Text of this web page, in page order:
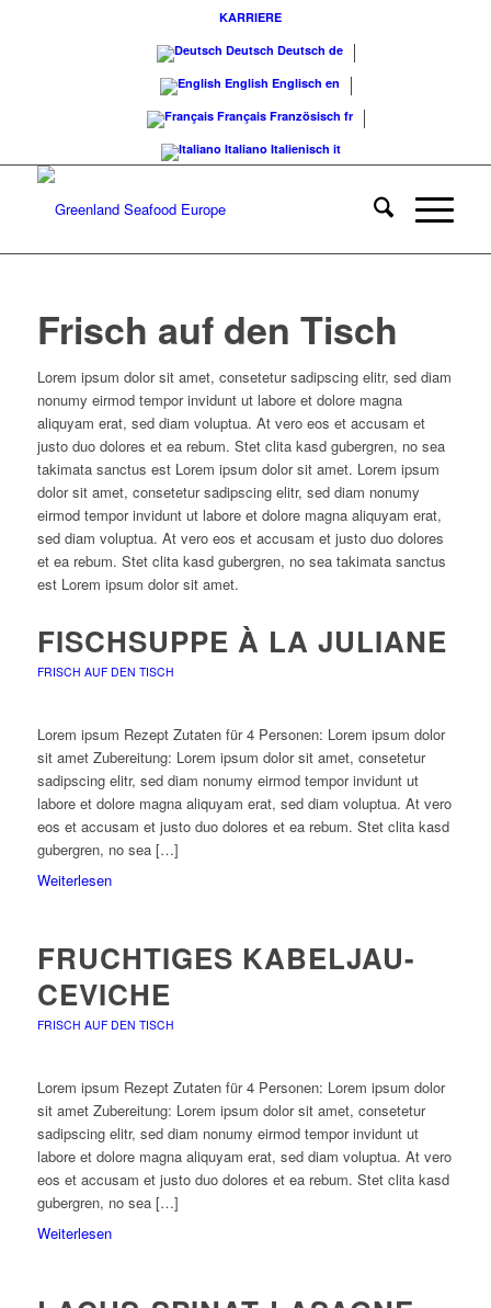
KARRIERE
Deutsch Deutsch de
English Englisch en
Français Französisch fr
Italiano Italienisch it
Frisch auf den Tisch
Lorem ipsum dolor sit amet, consetetur sadipscing elitr, sed diam
nonumy eirmod tempor invidunt ut labore et dolore magna
aliquyam erat, sed diam voluptua. At vero eos et accusam et
justo duo dolores et ea rebum. Stet clita kasd gubergren, no sea
takimata sanctus est Lorem ipsum dolor sit amet. Lorem ipsum
dolor sit amet, consetetur sadipscing elitr, sed diam nonumy
eirmod tempor invidunt ut labore et dolore magna aliquyam erat,
sed diam voluptua. At vero eos et accusam et justo duo dolores
et ea rebum. Stet clita kasd gubergren, no sea takimata sanctus
est Lorem ipsum dolor sit amet.
FISCHSUPPE À LA JULIANE
FRISCH AUF DEN TISCH
Lorem ipsum Rezept Zutaten für 4 Personen: Lorem ipsum dolor
sit amet Zubereitung: Lorem ipsum dolor sit amet, consetetur
sadipscing elitr, sed diam nonumy eirmod tempor invidunt ut
labore et dolore magna aliquyam erat, sed diam voluptua. At vero
eos et accusam et justo duo dolores et ea rebum. Stet clita kasd
gubergren, no sea […]
Weiterlesen
FRUCHTIGES KABELJAU-
CEVICHE
FRISCH AUF DEN TISCH
Lorem ipsum Rezept Zutaten für 4 Personen: Lorem ipsum dolor
sit amet Zubereitung: Lorem ipsum dolor sit amet, consetetur
sadipscing elitr, sed diam nonumy eirmod tempor invidunt ut
labore et dolore magna aliquyam erat, sed diam voluptua. At vero
eos et accusam et justo duo dolores et ea rebum. Stet clita kasd
gubergren, no sea […]
Weiterlesen